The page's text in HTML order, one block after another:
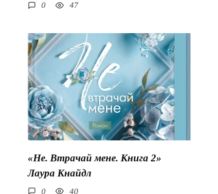
0 47
«Не. Втрачай мене. Книга 2»
Лаура Кнайдл
0 40